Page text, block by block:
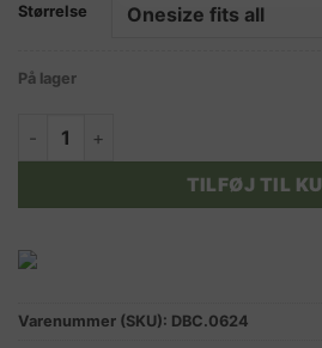
Størrelse
På lager
PAD overknee mikrofiberstrømper
TILFØJ TIL
Varenummer (SKU): DBC.0624